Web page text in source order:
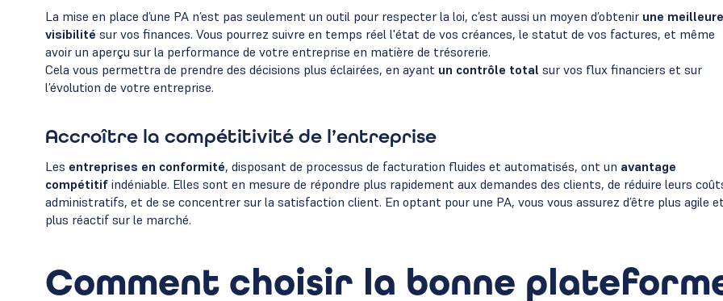
La mise en place d’une PA n’est pas seulement un outil pour respecter la loi, c’est aussi un moyen d’obtenir une meilleure
visibilité sur vos finances. Vous pourrez suivre en temps réel l'état de vos créances, le statut de vos factures, et même
avoir un aperçu sur la performance de votre entreprise en matière de trésorerie.
Cela vous permettra de prendre des décisions plus éclairées, en ayant un contrôle total sur vos flux financiers et sur
l’évolution de votre entreprise.
Accroître la compétitivité de l’entreprise
Les entreprises en conformité, disposant de processus de facturation fluides et automatisés, ont un avantage
compétitif indéniable. Elles sont en mesure de répondre plus rapidement aux demandes des clients, de réduire leurs
administratifs, et de se concentrer sur la satisfaction client. En optant pour une PA, vous vous assurez d’être plus agile et
plus réactif sur le marché.
Comment choisir la bonne